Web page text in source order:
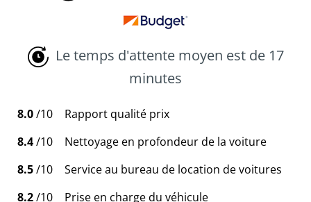
Le temps d'attente moyen est de 17
minutes
8.0/10
Rapport qualité prix
8.4/10
Nettoyage en profondeur de la voiture
8.5/10
Service au bureau de location de voitures
8.2/10
Prise en charge du véhicule